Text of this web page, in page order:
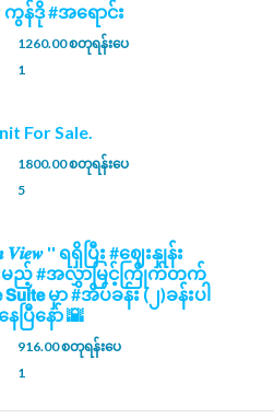
ကွန်ဒို #အရောင်း
1260.00 စတုရန်းပေ
1
For Sale.
1800.00 စတုရန်းပေ
5
'' ရရှိပြီး #ဈေးနှုန်း
းမည့် #အလွှာမြင့်ကြိုက်တက်
မှာ #အိပ်ခန်း (၂)ခန်းပါ
ြီနော် 🌇
916.00 စတုရန်းပေ
1